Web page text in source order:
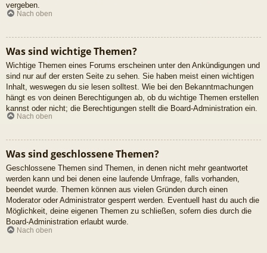
vergeben.
Nach oben
Was sind wichtige Themen?
Wichtige Themen eines Forums erscheinen unter den Ankündigungen und
sind nur auf der ersten Seite zu sehen. Sie haben meist einen wichtigen
Inhalt, weswegen du sie lesen solltest. Wie bei den Bekanntmachungen
hängt es von deinen Berechtigungen ab, ob du wichtige Themen erstellen
kannst oder nicht; die Berechtigungen stellt die Board-Administration ein.
Nach oben
Was sind geschlossene Themen?
Geschlossene Themen sind Themen, in denen nicht mehr geantwortet
werden kann und bei denen eine laufende Umfrage, falls vorhanden,
beendet wurde. Themen können aus vielen Gründen durch einen
Moderator oder Administrator gesperrt werden. Eventuell hast du auch die
Möglichkeit, deine eigenen Themen zu schließen, sofern dies durch die
Board-Administration erlaubt wurde.
Nach oben